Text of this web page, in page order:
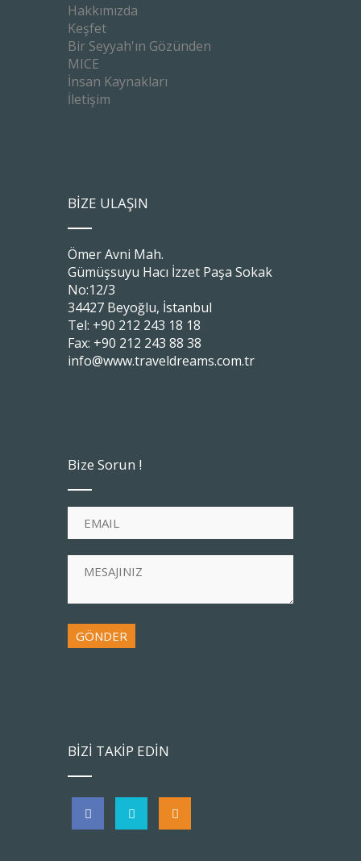
Hakkımızda
Keşfet
Bir Seyyah'ın Gözünden
MICE
İnsan Kaynakları
İletişim
BİZE ULAŞIN
Ömer Avni Mah.
Gümüşsuyu Hacı İzzet Paşa Sokak
No:12/3
34427 Beyoğlu, İstanbul
Tel: +90 212 243 18 18
Fax: +90 212 243 88 38
info@www.traveldreams.com.tr
Bize Sorun !
BİZİ TAKİP EDİN